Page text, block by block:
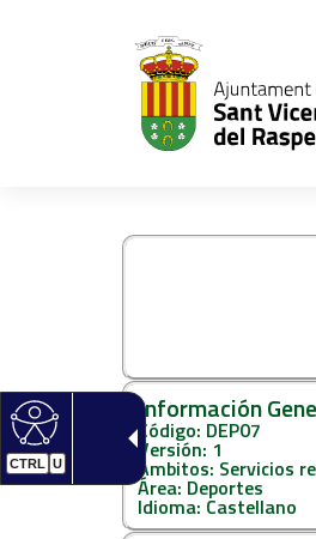
CTRL U
Información
Código: DEP07
Versión: 1
Ámbitos: Servicios
Área: Deportes
Idioma: Castellano